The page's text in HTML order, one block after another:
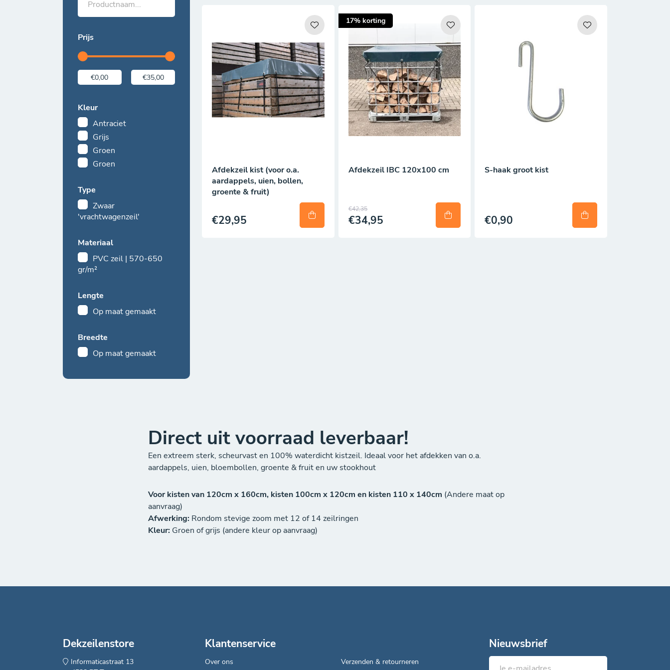
Prijs
Kleur
Antraciet
Grijs
Groen
Groen
Type
Zwaar
'vrachtwagenzeil'
Materiaal
PVC zeil | 570-650
gr/m²
Lengte
Op maat gemaakt
Breedte
Op maat gemaakt
Afdekzeil kist (voor o.a.
aardappels, uien, bollen,
groente & fruit)
€29,95
17% korting
Afdekzeil IBC 120x100 cm
€42,35
€34,95
S-haak groot kist
€0,90
Direct uit voorraad leverbaar!
Een extreem sterk, scheurvast en 100% waterdicht kistzeil. Ideaal voor het afdekken van o.a.
aardappels, uien, bloembollen, groente & fruit en uw stookhout
Voor kisten van 120cm x 160cm, kisten 100cm x 120cm en kisten 110 x 140cm (Andere maat op
aanvraag)
Afwerking: Rondom stevige zoom met 12 of 14 zeilringen
Kleur: Groen of grijs (andere kleur op aanvraag)
Dekzeilenstore
Informaticastraat 13
Klantenservice
Over ons
Verzenden & retourneren
Nieuwsbrief